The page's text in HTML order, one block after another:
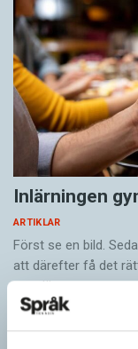
Inlärningen
ARTIKLAR
Först se en bild.
att därefter få det
populära appar…